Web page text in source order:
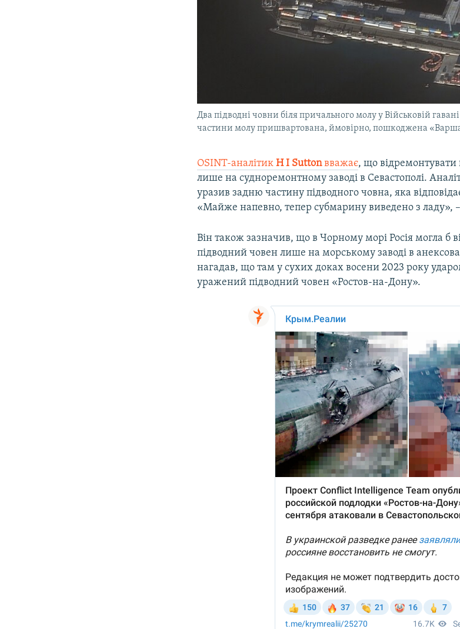
Два підводні човни біля причального молу у Військовій
частини молу пришвартована, ймовірно, пошкоджена
OSINT-аналітикH I Suttonвважає, що
лише на судноремонтному заводі в Севастополі.
уразив задню частину підводного човна, яка
«Майже напевно, тепер субмарину виведено з ладу», –
Він також зазначив, що в Чорному морі Росія могла б
підводний човен лише на морському заводі в
нагадав, що там у сухих доках восени 2023 року
уражений підводний човен «Ростов-на-Дону».